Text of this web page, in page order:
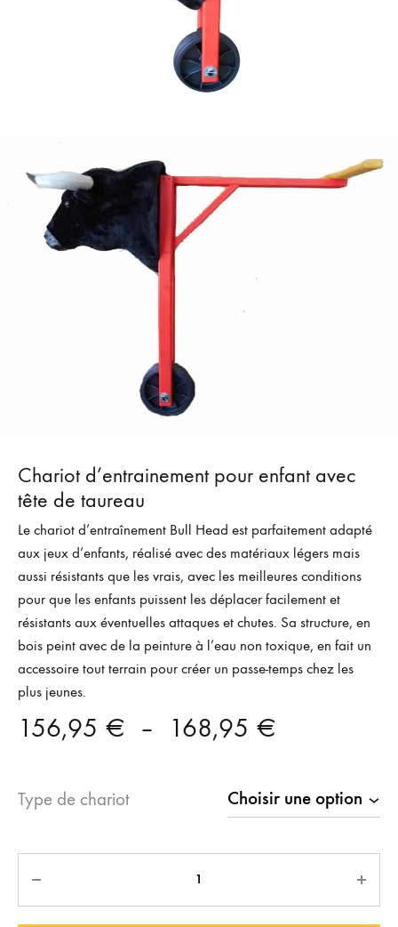
Chariot d’entrainement pour enfant avec
tête de taureau
Le chariot d’entraînement Bull Head est parfaitement adapté
aux jeux d’enfants, réalisé avec des matériaux légers mais
aussi résistants que les vrais, avec les meilleures conditions
pour que les enfants puissent les déplacer facilement et
résistants aux éventuelles attaques et chutes. Sa structure, en
bois peint avec de la peinture à l’eau non toxique, en fait un
accessoire tout terrain pour créer un passe-temps chez les
plus jeunes.
156,95 € – 168,95 €
prix :
156,95 €
Type de chariot